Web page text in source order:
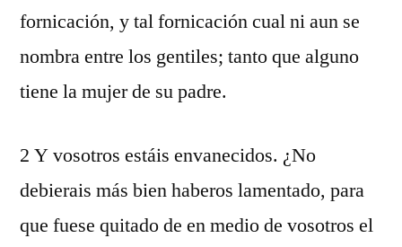
fornicación, y tal fornicación cual ni aun se
nombra entre los gentiles; tanto que alguno
tiene la mujer de su padre.
2 Y vosotros estáis envanecidos. ¿No
debierais más bien haberos lamentado, para
que fuese quitado de en medio de vosotros el